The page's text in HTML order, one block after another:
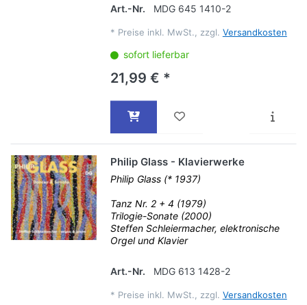
Art.-Nr.
MDG 645 1410-2
* Preise inkl. MwSt., zzgl. Versandkosten
sofort lieferbar
21,99 € *
Philip Glass - Klavierwerke
Philip Glass (* 1937)
Tanz Nr. 2 + 4 (1979)
Trilogie-Sonate (2000)
Steffen Schleiermacher, elektronische
Orgel und Klavier
Art.-Nr. MDG 613 1428-2
* Preise inkl. MwSt., zzgl. Versandkosten